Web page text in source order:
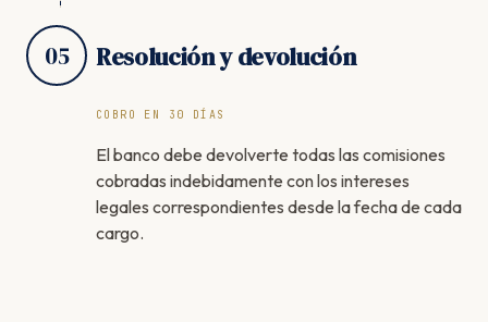
05 Resolución y devolución
COBRO EN 30 DÍAS
El banco debe devolverte todas las comisiones
cobradas indebidamente con los intereses
legales correspondientes desde la fecha de cada
cargo.